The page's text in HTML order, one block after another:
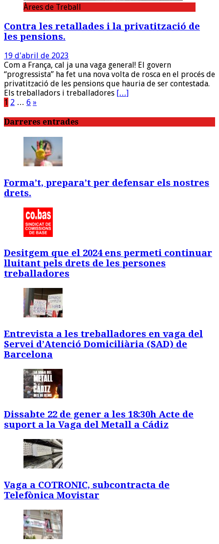
Àrees de Treball
Contra les retallades i la privatització de
les pensions.
19 d'abril de 2023
Com a França, cal ja una vaga general! El govern
“progressista” ha fet una nova volta de rosca en el procés de
privatització de les pensions que hauria de ser contestada.
Els treballadors i treballadores […]
Paginació
de
les
entrades
1 2 … 6 »
Darreres entrades
Forma’t, prepara’t per defensar els nostres
drets.
Desitgem que el 2024 ens permeti continuar
lluitant pels drets de les persones
treballadores
Entrevista a les treballadores en vaga del
Servei d’Atenció Domiciliària (SAD) de
Barcelona
Dissabte 22 de gener a les 18:30h Acte de
suport a la Vaga del Metall a Cádiz
Vaga a COTRONIC, subcontracta de
Telefònica Movistar